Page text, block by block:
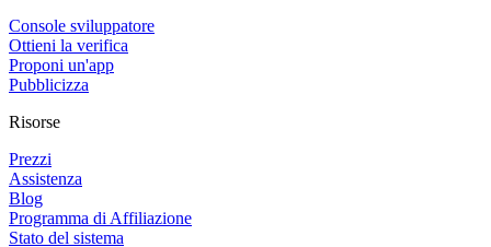
Console sviluppatore
Ottieni la verifica
Proponi un'app
Pubblicizza
Risorse
Prezzi
Assistenza
Blog
Programma di Affiliazione
Stato del sistema